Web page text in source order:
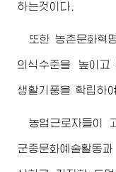
하는것이다.
또한 농촌문화혁
의식수준을 높이
생활기풍을 확립하
농업근로자들이
군중문화예술활동